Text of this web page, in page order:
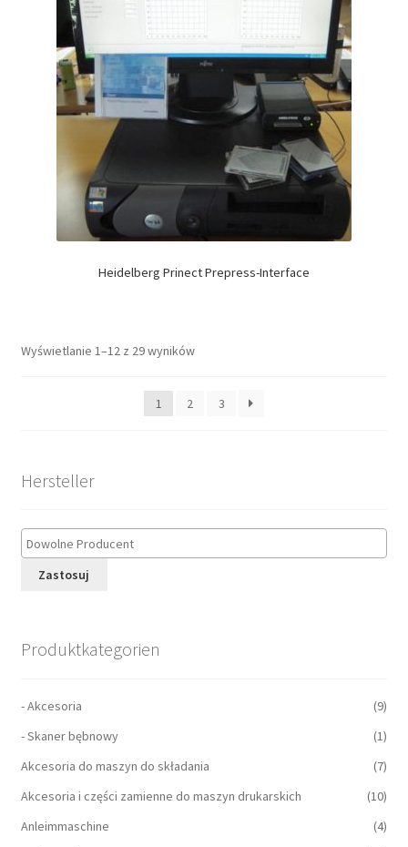
Heidelberg Prinect Prepress-Interface
Wyświetlanie 1–12 z 29 wyników
1 2 3
Hersteller
Zastosuj
Produktkategorien
- Akcesoria
(9)
- Skaner bębnowy
(1)
Akcesoria do maszyn do składania
(7)
Akcesoria i części zamienne do maszyn drukarskich
(10)
Anleimmaschine
(4)